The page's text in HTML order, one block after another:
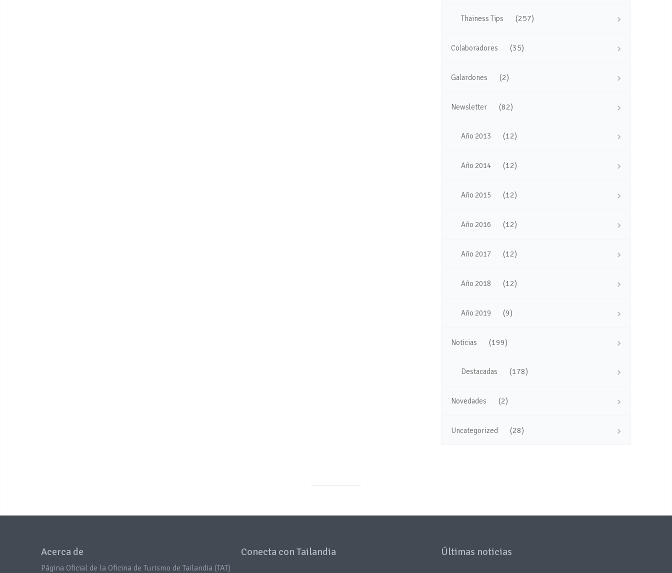
Thainess Tips (257)
Colaboradores (35)
Galardones (2)
Newsletter (82)
Año 2013 (12)
Año 2014 (12)
Año 2015 (12)
Año 2016 (12)
Año 2017 (12)
Año 2018 (12)
Año 2019 (9)
Noticias (199)
Destacadas (178)
Novedades (2)
Uncategorized (28)
Acerca de
Página Oficial de la Oficina de Turismo de Tailandia (TAT)
Conecta con Tailandia Últimas noticias